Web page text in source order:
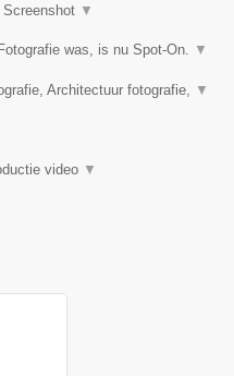
Screenshot ▼
was, is nu Spot-On. ▼
Architectuur fotografie, ▼
video ▼